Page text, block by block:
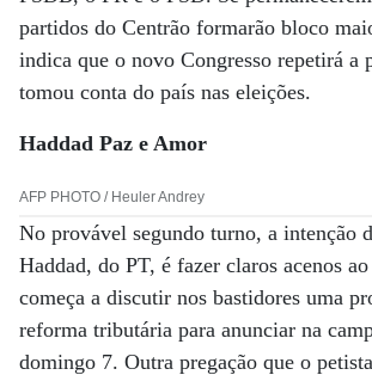
partidos do Centrão formarão bloco
indica que o novo Congresso repetirá a
tomou conta do país nas eleições.
Haddad Paz e Amor
AFP PHOTO / Heuler Andrey
No provável segundo turno, a intenção
Haddad, do PT, é fazer claros acenos
começa a discutir nos bastidores uma
reforma tributária para anunciar na
domingo 7. Outra pregação que o